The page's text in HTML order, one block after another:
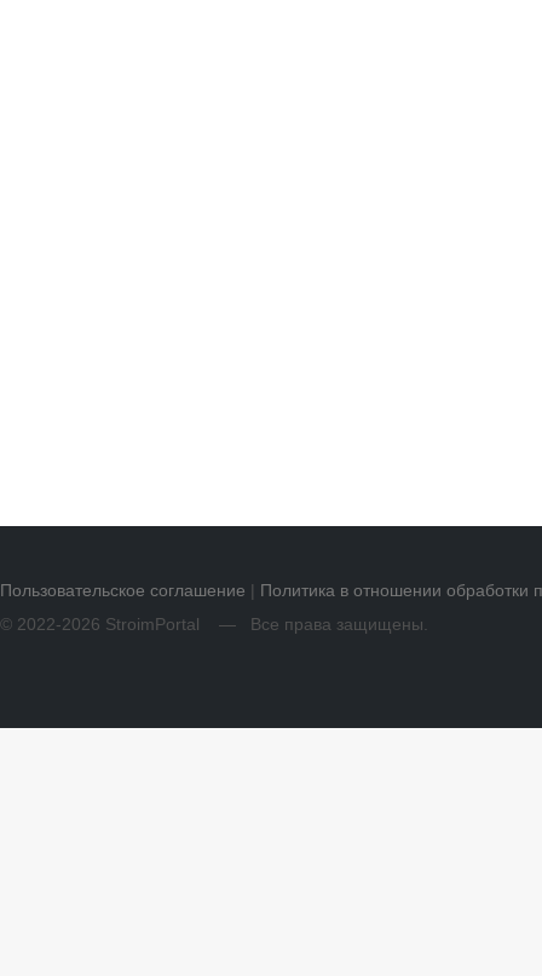
Пользовательское соглашение | Политика в отношении обработки
© 2022-2026 StroimPortal — Все права защищены.